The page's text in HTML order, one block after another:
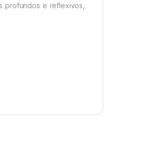
profundos e reflexivos,